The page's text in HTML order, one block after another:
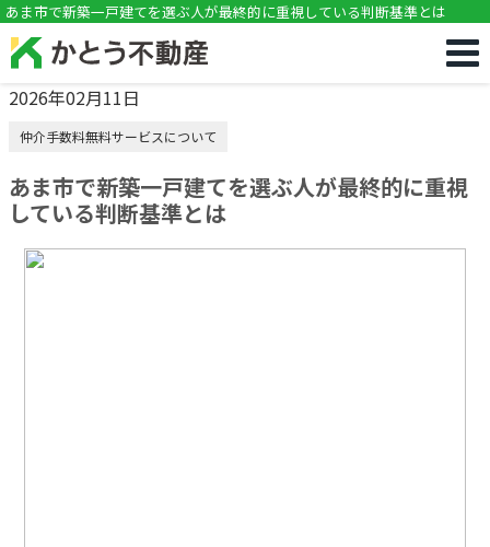
!DOCTYPE html>
あま市で新築一戸建てを選ぶ人が最終的に重視している判断基準とは
2026年02月11日
仲介手数料無料サービスについて
あま市で新築一戸建てを選ぶ人が最終的に重視
している判断基準とは